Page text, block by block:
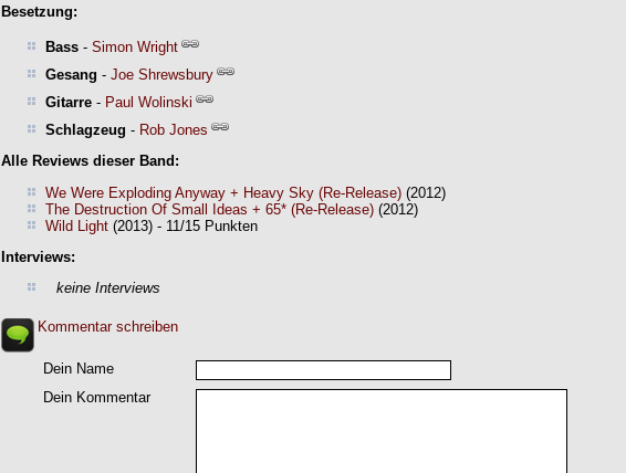
Besetzung:
Bass - Simon Wright
Gesang - Joe Shrewsbury
Gitarre - Paul Wolinski
Schlagzeug - Rob Jones
Alle Reviews dieser Band:
We Were Exploding Anyway + Heavy Sky (Re-Release) (2012)
The Destruction Of Small Ideas + 65* (Re-Release) (2012)
Wild Light (2013) - 11/15 Punkten
Interviews:
keine Interviews
Kommentar schreiben
Dein Name
Dein Kommentar